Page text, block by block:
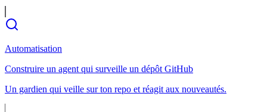
Automatisation
Construire un agent qui surveille un dépôt GitHub
Un gardien qui veille sur ton repo et réagit aux nouveautés.